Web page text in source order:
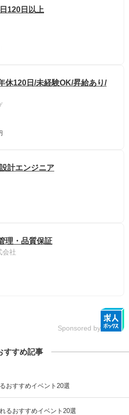
120日以上
休120日/未経験OK/昇給あり/
計エンジニア
理・品質保証
会社
Sponsored by
すすめ記事
おすすめイベント20選
るおすすめイベント20選